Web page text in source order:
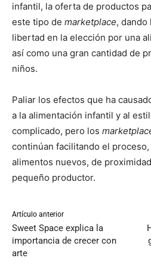
infantil, la oferta de productos
este tipo de marketplace, dando
libertad en la elección por una
así como una gran cantidad de
niños.
Paliar los efectos que ha
a la alimentación infantil y al
complicado, pero los
continúan facilitando el
alimentos nuevos, de
pequeño productor.
Artículo anterior
Sweet Space explica la
importancia de crecer con
arte